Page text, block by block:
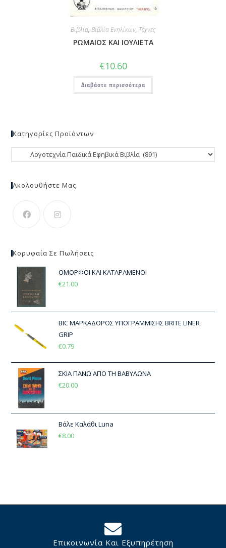
Βιβλία, Βιβλία Ενηλίκων, Τέχνες
ΡΩΜΑΙΟΣ ΚΑΙ ΙΟΥΛΙΕΤΑ
€10.60
Διαβάστε περισσότερα
Κατηγορίες Προϊόντων
Ακολουθήστε Μας
Κορυφαία Σε Πωλήσεις
ΟΜΟΡΦΟΙ ΚΑΙ ΚΑΤΑΡΑΜΕΝΟΙ
€21.00
BIC ΜΑΡΚΑΔΟΡΟΣ ΥΠΟΓΡΑΜΜΙΣΗΣ BRITE LINER
GRIP
€0.79
ΣΚΙΑ ΠΑΝΩ ΑΠΟ ΤΗ ΒΑΒΥΛΩΝΑ
€20.00
Βάλε Καλάθι Luna
€8.00
Επικοινωνία Και Εξυπηρέτηση